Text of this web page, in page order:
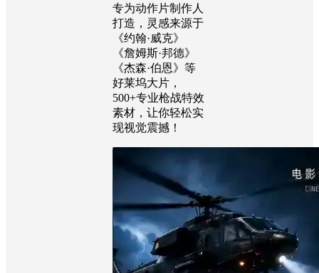
吗？
MI6 Action Pack
专为动作片制作人
打造，灵感来源于
《约翰·威克》
《詹姆斯·邦德》
《杰森·伯恩》等
好莱坞大片，
500+专业枪战特效
素材，让你轻松实
现视觉震撼！